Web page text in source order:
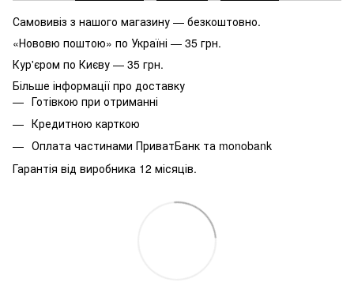
Самовивіз з нашого магазину — безкоштовно.
«Нововю поштою» по Україні — 35 грн.
Кур'єром по Києву — 35 грн.
Більше інформації про доставку
Готівкою при отриманні
Кредитною карткою
Оплата частинами ПриватБанк та monobank
Гарантія від виробника 12 місяців.